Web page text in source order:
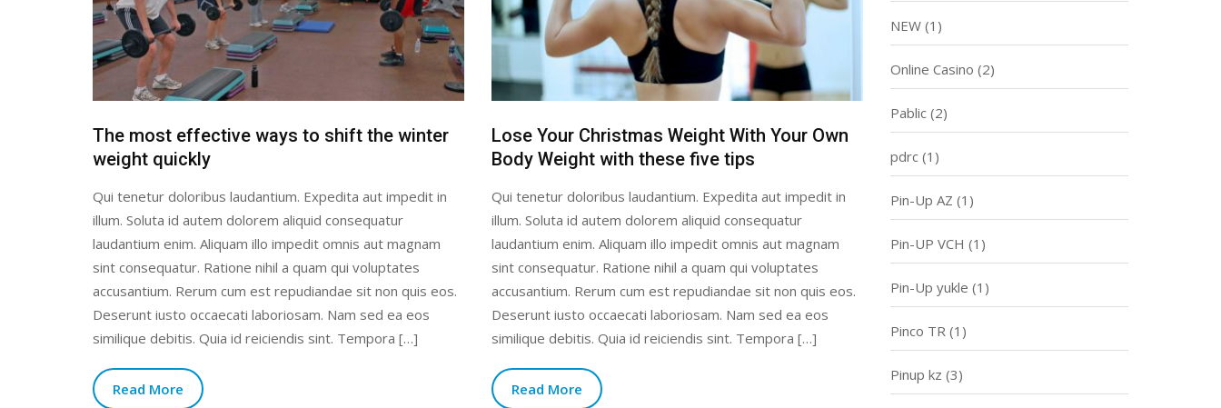
The most effective ways to shift the winter
weight quickly
Qui tenetur doloribus laudantium. Expedita aut impedit in
illum. Soluta id autem dolorem aliquid consequatur
laudantium enim. Aliquam illo impedit omnis aut magnam
sint consequatur. Ratione nihil a quam qui voluptates
accusantium. Rerum cum est repudiandae sit non quis eos.
Deserunt iusto occaecati laboriosam. Nam sed ea eos
similique debitis. Quia id reiciendis sint. Tempora […]
Read More
Lose Your Christmas Weight With Your Own
Body Weight with these five tips
Qui tenetur doloribus laudantium. Expedita aut impedit in
illum. Soluta id autem dolorem aliquid consequatur
laudantium enim. Aliquam illo impedit omnis aut magnam
sint consequatur. Ratione nihil a quam qui voluptates
accusantium. Rerum cum est repudiandae sit non quis eos.
Deserunt iusto occaecati laboriosam. Nam sed ea eos
similique debitis. Quia id reiciendis sint. Tempora […]
Read More
NEW(1)
Online Casino (2)
Pablic(2)
pdrc(1)
Pin-Up AZ (1)
Pin-UP VCH (1)
Pin-Up yukle (1)
Pinco TR(1)
Pinup kz (3)